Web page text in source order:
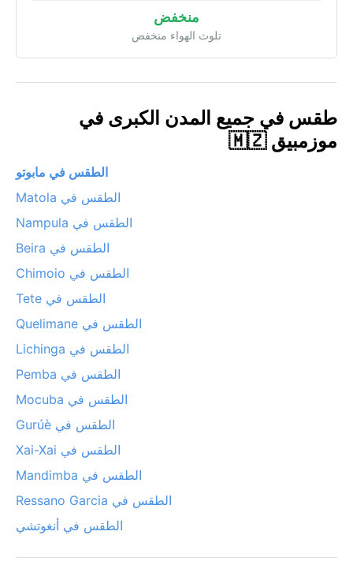
منخفض
تلوث الهواء منخفض
طقس في جميع المدن الكبرى في
موزمبيق 🇲🇿
الطقس في مابوتو
الطقس في Matola
الطقس في Nampula
الطقس في Beira
الطقس في Chimoio
الطقس في Tete
الطقس في Quelimane
الطقس في Lichinga
الطقس في Pemba
الطقس في Mocuba
الطقس في Gurúè
الطقس في Xai-Xai
الطقس في Mandimba
الطقس في Ressano Garcia
الطقس في أنغوتشي